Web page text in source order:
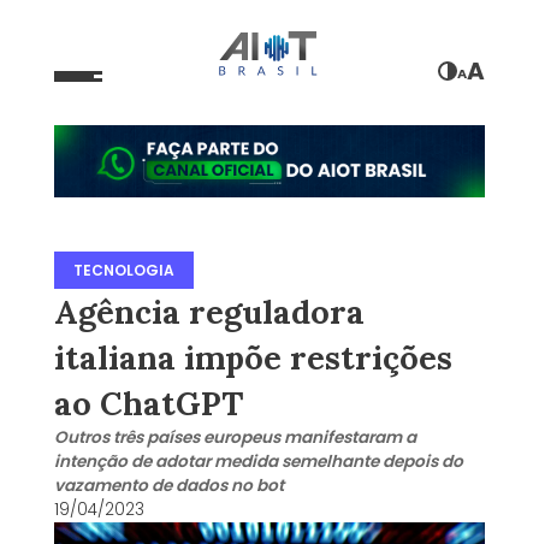
AA
TECNOLOGIA
Agência reguladora
italiana impõe restrições
ao ChatGPT
Outros três países europeus manifestaram a
intenção de adotar medida semelhante depois do
vazamento de dados no bot
19/04/2023